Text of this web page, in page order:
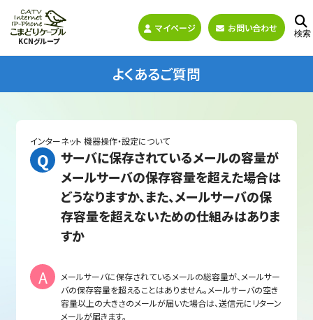
KCNグループ
マイページ お問い合わせ 検索
よくあるご質問
インターネット 機器操作・設定について
サーバに保存されているメールの容量が
メールサーバの保存容量を超えた場合は
どうなりますか、また、メールサーバの保
存容量を超えないための仕組みはありま
すか
メールサーバに保存されているメールの総容量が、メールサー
バの保存容量を超えることはありません。メールサーバの空き
容量以上の大きさのメールが届いた場合は、送信元にリターン
メールが届きます。